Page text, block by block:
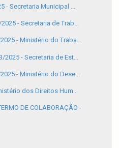
- Secretaria Municipal ...
- Secretaria de Trab...
- Ministério do Traba...
- Secretaria de Est...
- Ministério do Dese...
dos Direitos Hum...
DE COLABORAÇÃO -